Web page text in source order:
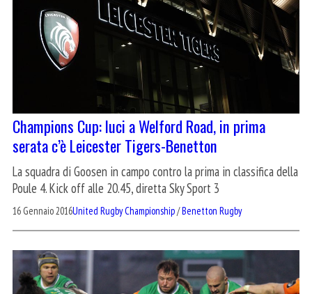
Champions Cup: luci a Welford Road, in prima
serata c’è Leicester Tigers-Benetton
La squadra di Goosen in campo contro la prima in classifica della
Poule 4. Kick off alle 20.45, diretta Sky Sport 3
16 Gennaio 2016United Rugby Championship/Benetton Rugby